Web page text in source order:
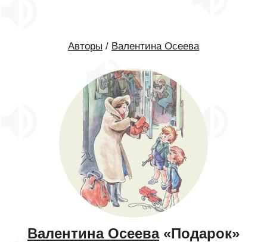
Авторы / Валентина Осеева
Валентина Осеева«Подарок»